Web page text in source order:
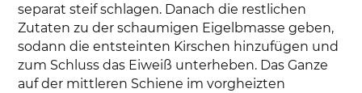
separat steif schlagen. Danach die restlichen
Zutaten zu der schaumigen Eigelbmasse geben,
sodann die entsteinten Kirschen hinzufügen und
zum Schluss das Eiweiß unterheben. Das Ganze
auf der mittleren Schiene im vorgheizten